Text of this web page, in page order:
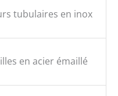
tubulaires en inox
en acier émaillé